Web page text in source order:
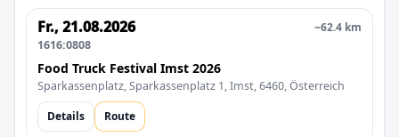
Fr., 21.08.2026
1616:0808
~62.4 km
Food Truck Festival Imst 2026
Sparkassenplatz, Sparkassenplatz 1, Imst, 6460, Österreich
Details
Route